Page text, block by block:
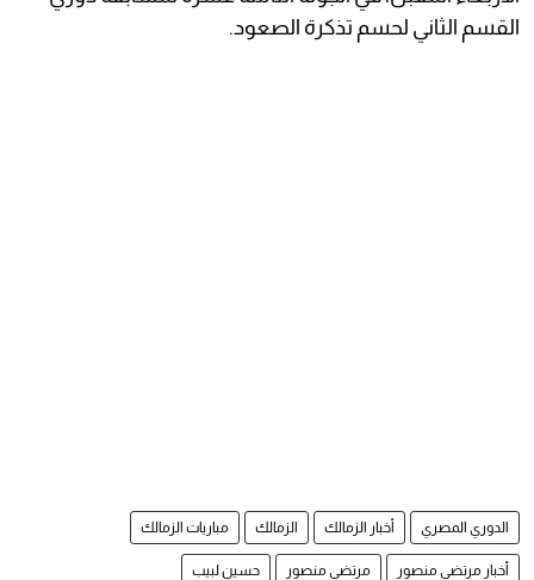
القسم الثاني لحسم تذكرة الصعود.
الدوري المصري أخبار الزمالك الزمالك مباريات الزمالك
أخبار مرتضى منصور مرتضى منصور حسين لبيب